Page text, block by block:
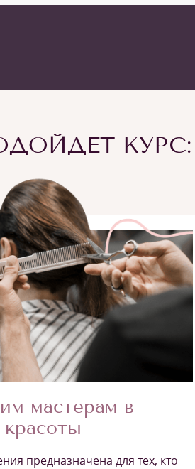
КУРС:
мастерам в
предназначена для тех, кто